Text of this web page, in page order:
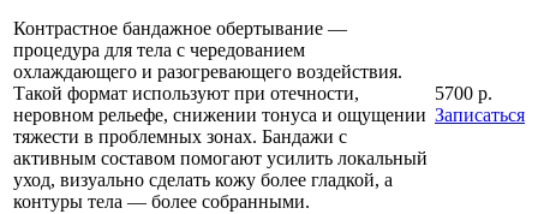
Контрастное бандажное обертывание —
процедура для тела с чередованием
охлаждающего и разогревающего воздействия.
Такой формат используют при отечности,
неровном рельефе, снижении тонуса и ощущении
тяжести в проблемных зонах. Бандажи с
активным составом помогают усилить локальный
уход, визуально сделать кожу более гладкой, а
контуры тела — более собранными.
5700 р.
Записаться